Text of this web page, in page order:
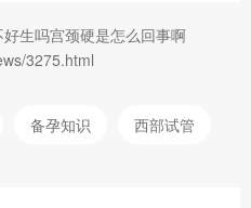
生吗宫颈硬是怎么回事啊
3275.html
备孕知识 西部试管